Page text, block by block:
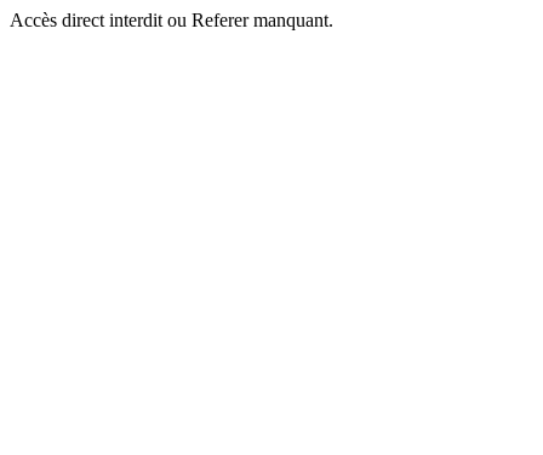
Accès direct interdit ou Referer manquant.